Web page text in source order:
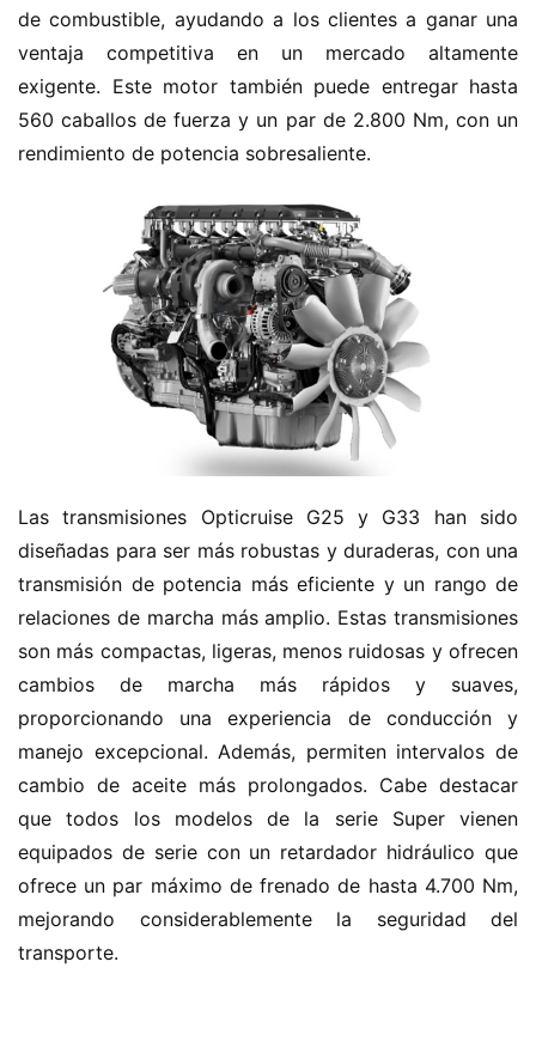
m
e
c
a
m
i
c
h
i
n
o
de combustible, ayudando a los clientes a ganar una
ventaja competitiva en un mercado altamente
exigente. Este motor también puede entregar hasta
560 caballos de fuerza y un par de 2.800 Nm, con un
rendimiento de potencia sobresaliente.
Las transmisiones Opticruise G25 y G33 han sido
diseñadas para ser más robustas y duraderas, con una
transmisión de potencia más eficiente y un rango de
relaciones de marcha más amplio. Estas transmisiones
son más compactas, ligeras, menos ruidosas y ofrecen
cambios de marcha más rápidos y suaves,
proporcionando una experiencia de conducción y
manejo excepcional. Además, permiten intervalos de
cambio de aceite más prolongados. Cabe destacar
que todos los modelos de la serie Super vienen
equipados de serie con un retardador hidráulico que
ofrece un par máximo de frenado de hasta 4.700 Nm,
mejorando considerablemente la seguridad del
transporte.